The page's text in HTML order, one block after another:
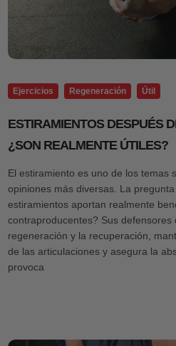
Ejercicios Regeneración Útil
ESTIRAMIENTOS DESPUÉS
¿SON REALMENTE ÚTILES?
El estiramiento es uno de los temas
opiniones más diversas. La
estiramientos aportan realmente
contraproducentes? Sus defensores
regeneración y la recuperación,
de las articulaciones y asegura la
provoca